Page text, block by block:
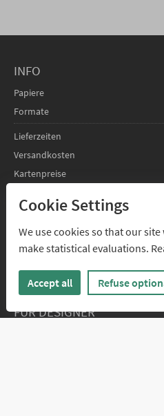
INFO
Papiere
Formate
Lieferzeiten
Versandkosten
Kartenpreise
FAQs
SERVICE
Design-Service
Texte für geschäftliche
FÜR DESIGNER
Cookie Settings
We use cookies so that our
make statistical evaluations.
Accept all Refuse